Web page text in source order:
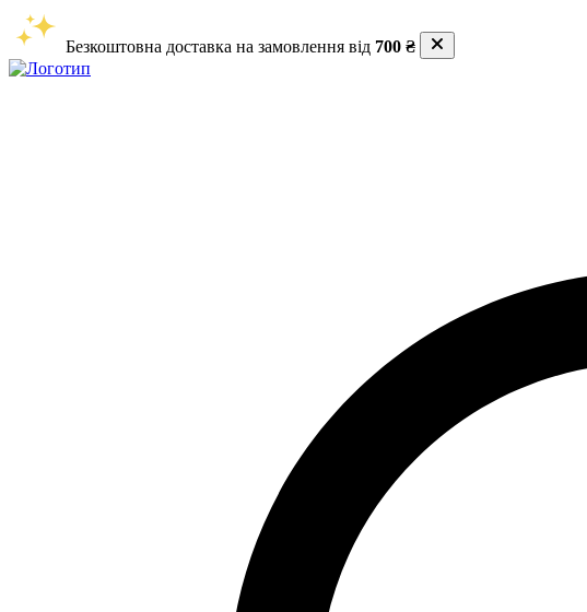
Безкоштовна доставка на замовлення від 700 ₴